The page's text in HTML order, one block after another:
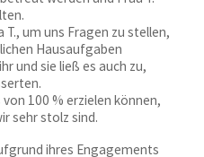
um uns Fragen zu stellen,
Hausaufgaben
und sie ließ es auch zu,
100 % erzielen können,
sehr stolz sind.
ihres Engagements